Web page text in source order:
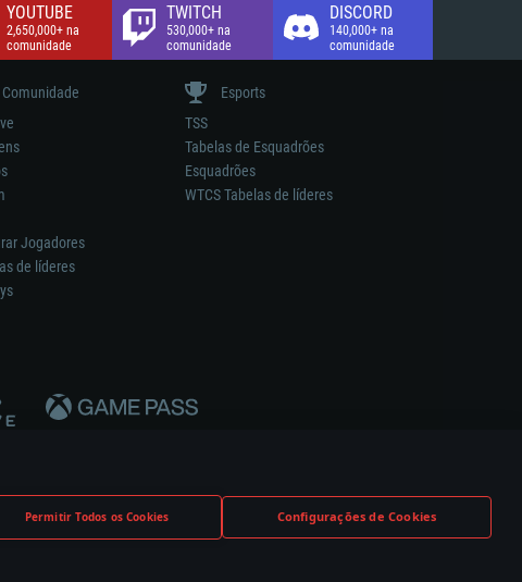
Permitir Todos os Cookies Configurações de Cookies
YOUTUBE
2,650,000+ na
comunidade
TWITCH
530,000+ na
comunidade
DISCORD
140,000+ na
comunidade
Comunidade
Jogadores
de líderes
Esports
TSS
Tabelas de Esquadrões
Esquadrões
WTCS Tabelas de líderes
construtor.